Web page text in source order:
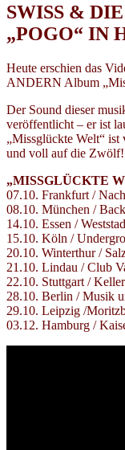
SWISS &
„POGO“ IN
Heute erschien das
ANDERN Album
Der Sound dieser
veröffentlicht – er ist
„Missglückte Welt“
und voll auf die Zwölf!
„MISSGLÜCKTE
07.10. Frankfurt /
08.10. München /
14.10. Essen /
15.10. Köln /
20.10. Winterthur /
21.10. Lindau / Club
22.10. Stuttgart /
28.10. Berlin / Musik
29.10. Leipzig /
03.12. Hamburg /